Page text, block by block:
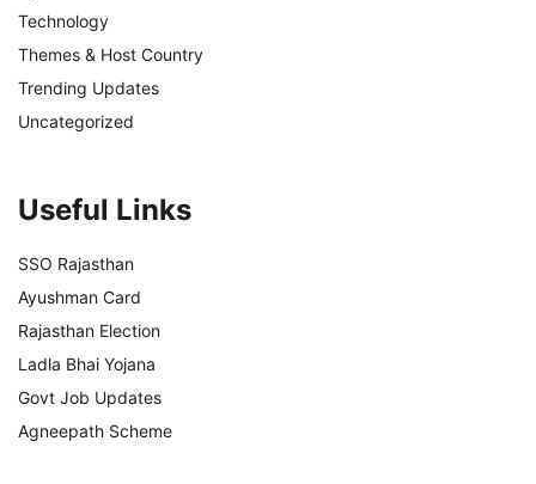
Technology
Themes & Host Country
Trending Updates
Uncategorized
Useful Links
SSO Rajasthan
Ayushman Card
Rajasthan Election
Ladla Bhai Yojana
Govt Job Updates
Agneepath Scheme